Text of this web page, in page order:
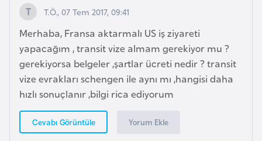
T.Ö., 07 Tem 2017, 09:41
Merhaba, Fransa aktarmalı US iş ziyareti
yapacağım , transit vize almam gerekiyor mu ?
gerekiyorsa belgeler ,şartlar ücreti nedir ? transit
vize evrakları schengen ile aynı mı ,hangisi daha
hızlı sonuçlanır ,bilgi rica ediyorum
Cevabı Görüntüle Yorum Ekle
i
s
t
a
n
l